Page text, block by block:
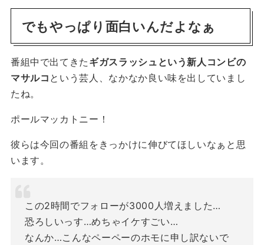
でもやっぱり面白いんだよなぁ
番組中で出てきた ギガスラッシュという新人コンビの
マサルコ という芸人、なかなか良い味を出していまし
たね。
ポールマッカトニー！
彼らは今回の番組をきっかけに伸びてほしいなぁと思
います。
この2時間でフォローが3000人増えました…
恐ろしいっす…めちゃイケすごい…
なんか…こんなペーペーのホモに申し訳ないで